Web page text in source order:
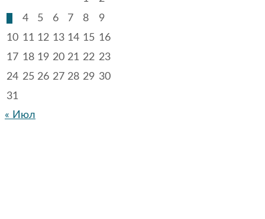
4 5 6 7 8
9
10 11 12 13 14 15 16
17 18 19 20 21 22 23
24 25 26 27 28 29 30
31
« Июл